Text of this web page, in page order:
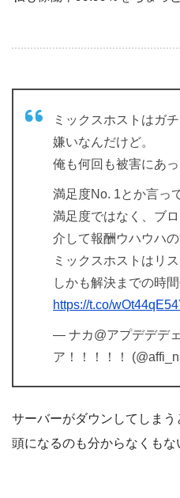
ミックスホストはガ
嫌いなんだけど。
俺も何回も被害にあっ
満足度No. 1とか言っ
満足度ではなく、ブ
介して報酬ウハウハ
ミックスホストはリ
しかも解決までの時
https://t.co/
— ナカ@アプデデデ
ア！！！！！
サーバーがダウンしてしま
頭になるのも分からなくもな